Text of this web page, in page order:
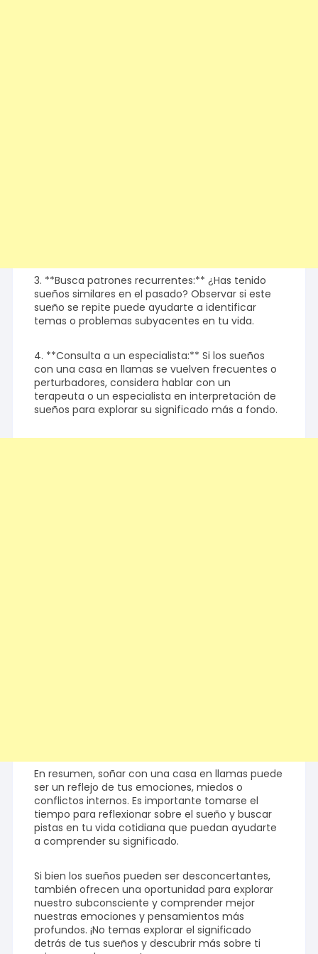
3. **Busca patrones recurrentes:** ¿Has tenido
sueños similares en el pasado? Observar si este
sueño se repite puede ayudarte a identificar
temas o problemas subyacentes en tu vida.
4. **Consulta a un especialista:** Si los sueños
con una casa en llamas se vuelven frecuentes o
perturbadores, considera hablar con un
terapeuta o un especialista en interpretación de
sueños para explorar su significado más a fondo.
En resumen, soñar con una casa en llamas puede
ser un reflejo de tus emociones, miedos o
conflictos internos. Es importante tomarse el
tiempo para reflexionar sobre el sueño y buscar
pistas en tu vida cotidiana que puedan ayudarte
a comprender su significado.
Si bien los sueños pueden ser desconcertantes,
también ofrecen una oportunidad para explorar
nuestro subconsciente y comprender mejor
nuestras emociones y pensamientos más
profundos. ¡No temas explorar el significado
detrás de tus sueños y descubrir más sobre ti